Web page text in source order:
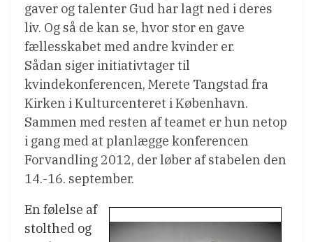
gaver og talenter Gud har lagt ned i deres
liv. Og så de kan se, hvor stor en gave
fællesskabet med andre kvinder er.
Sådan siger initiativtager til
kvindekonferencen, Merete Tangstad fra
Kirken i Kulturcenteret i København.
Sammen med resten af teamet er hun netop
i gang med at planlægge konferencen
Forvandling 2012, der løber af stabelen den
14.-16. september.
En følelse af
stolthed og